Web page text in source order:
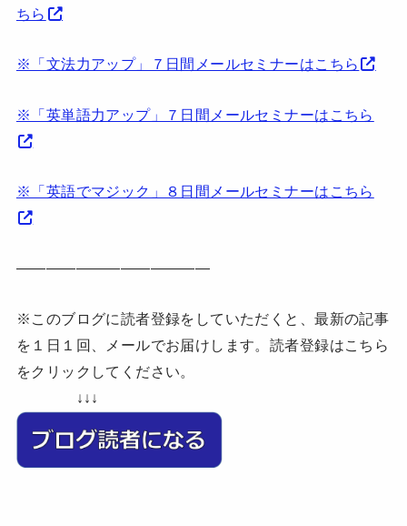
ちら
※「文法力アップ」７日間メールセミナーはこちら
※「英単語力アップ」７日間メールセミナーはこちら
※「英語でマジック」８日間メールセミナーはこちら
—————————————
※このブログに読者登録をしていただくと、最新の記事
を１日１回、メールでお届けします。読者登録はこちら
をクリックしてください。
↓↓↓